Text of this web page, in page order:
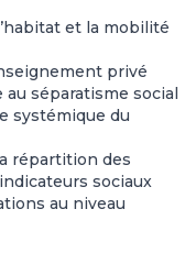
et la mobilité
privé
séparatisme social
systémique du
répartition des
sociaux
au niveau